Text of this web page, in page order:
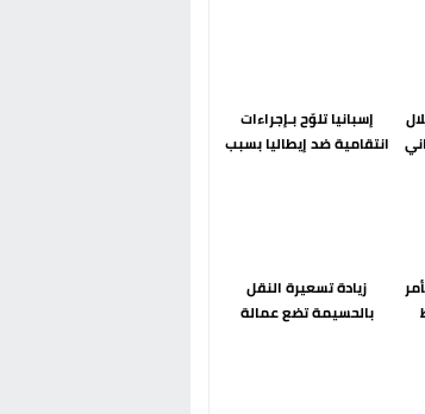
إسبانيا تلوّح بـإجراءات
انتقامية ضد إيطاليا بسبب
زيادة تسعيرة النقل
بالحسيمة تضع عمالة